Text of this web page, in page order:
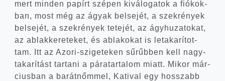
mert min­den papírt szé­pen kivá­lo­ga­tok a fió­kok­
ban, most még az ágyak bel­se­jét, a szek­ré­nyek
bel­se­jét, a szek­ré­nyek tete­jét, az ágy­hu­za­to­kat,
az ablak­ke­re­te­ket, és abla­ko­kat is leta­ka­rí­tot­
tam. Itt az Azori-szigeteken sűrűb­ben kell nagy­
ta­ka­rí­tást tar­ta­ni a pára­tar­ta­lom miatt. Mikor már­
ci­us­ban a barát­nőm­mel, Kati­val egy hosszabb